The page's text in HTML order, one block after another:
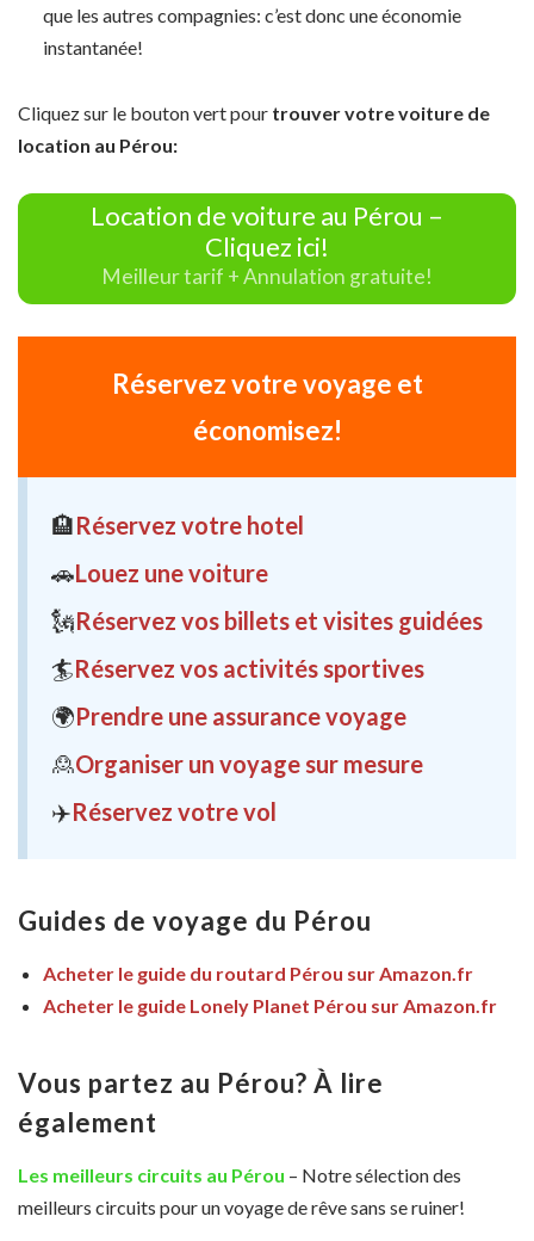
que les autres compagnies: c’est donc une économie
instantanée!
Cliquez sur le bouton vert pour trouver votre voiture de
location au Pérou:
Location de voiture au Pérou –
Cliquez ici!
Meilleur tarif + Annulation gratuite!
Réservez votre voyage et
économisez!
🏨Réservez votre hotel
🚗Louez une voiture
🗽Réservez vos billets et visites guidées
🏄Réservez vos activités sportives
🌍Prendre une assurance voyage
🙎Organiser un voyage sur mesure
✈️Réservez votre vol
Guides de voyage du Pérou
Acheter le guide du routard Pérou sur Amazon.fr
Acheter le guide Lonely Planet Pérou sur Amazon.fr
Vous partez au Pérou? À lire
également
Les meilleurs circuits au Pérou – Notre sélection des
meilleurs circuits pour un voyage de rêve sans se ruiner!